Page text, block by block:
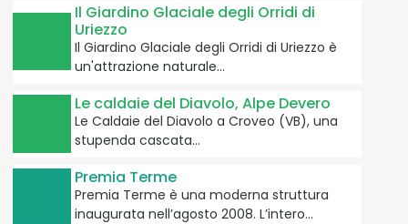
Il Giardino Glaciale degli Orridi di
Uriezzo
Il Giardino Glaciale degli Orridi di Uriezzo è
un'attrazione naturale…
Le caldaie del Diavolo, Alpe Devero
Le Caldaie del Diavolo a Croveo (VB), una
stupenda cascata…
Premia Terme
Premia Terme è una moderna struttura
inaugurata nell’agosto 2008. L’intero…